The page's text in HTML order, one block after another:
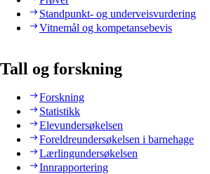
Standpunkt- og underveisvurdering
Vitnemål og kompetansebevis
Tall og forskning
Forskning
Statistikk
Elevundersøkelsen
Foreldreundersøkelsen i barnehage
Lærlingundersøkelsen
Innrapportering